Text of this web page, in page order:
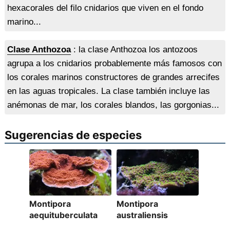
hexacorales del filo cnidarios que viven en el fondo
marino...
Clase Anthozoa: la clase Anthozoa los antozoos
agrupa a los cnidarios probablemente más famosos con
los corales marinos constructores de grandes arrecifes
en las aguas tropicales. La clase también incluye las
anémonas de mar, los corales blandos, las gorgonias...
Sugerencias de especies
Montipora
aequituberculata
Montipora
australiensis